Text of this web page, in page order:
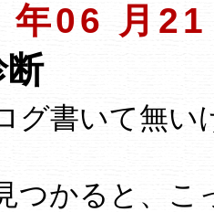
年06 月
断
グ書いて無い
つかると、こ